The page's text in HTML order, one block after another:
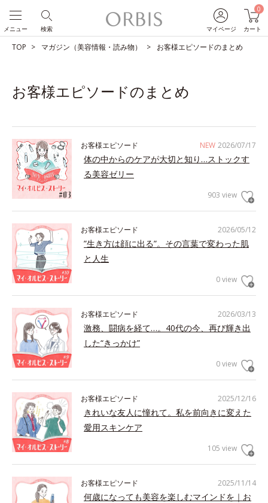
マイページ
0
カート
検索
メニュー
TOP マガジン（美容情報・読み物） お客様エピソードのまとめ
お客様エピソードのまとめ
NEW 2026/07/17
お客様エピソード
体の中からのケアが大切と知り…ストックす
る美容ゼリー
903 view
2026/05/12
お客様エピソード
”生き方は顔に出る”。その言葉で変わった肌
と人生
0 view
2026/03/13
お客様エピソード
激務、闘病を経て…。40代の今、再び輝き出
した“きっかけ”
0 view
2025/12/16
お客様エピソード
きれいな友人に憧れて。私を前向きに変えた
愛用スキンケア
105 view
2025/11/14
お客様エピソード
何歳になっても美容を楽しむマインドを｜お